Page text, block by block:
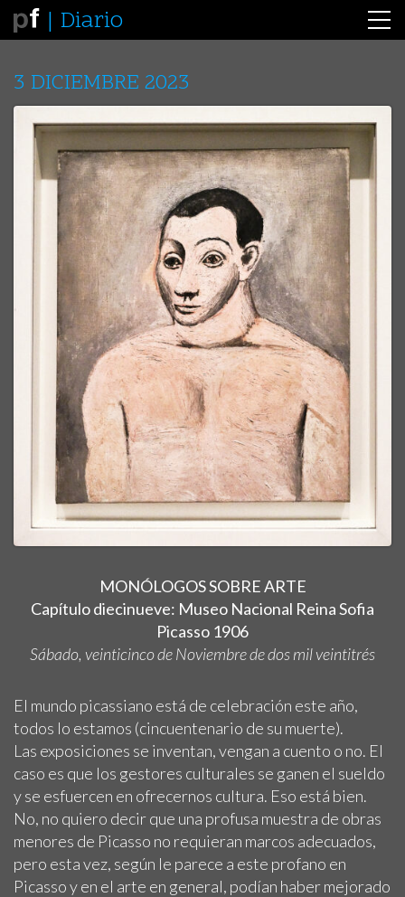
Diario
3 DICIEMBRE 2023
MONÓLOGOS SOBRE ARTE
Capítulo diecinueve: Museo Nacional Reina Sofia
Picasso 1906
Sábado, veinticinco de Noviembre de dos mil veintitrés
El mundo picassiano está de celebración este año,
todos lo estamos (cincuentenario de su muerte).
Las exposiciones se inventan, vengan a cuento o no. El
caso es que los gestores culturales se ganen el sueldo
y se esfuercen en ofrecernos cultura. Eso está bien.
No, no quiero decir que una profusa muestra de obras
menores de Picasso no requieran marcos adecuados,
pero esta vez, según le parece a este profano en
Picasso y en el arte en general, podían haber mejorado